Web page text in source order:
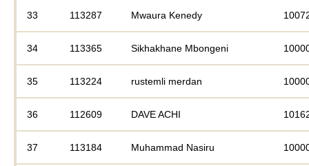
33 113287 Mwaura Kenedy
34 113365 Sikhakhane Mbongeni
35 113224 rustemli merdan
36 112609 DAVE ACHI
37 113184 Muhammad Nasiru